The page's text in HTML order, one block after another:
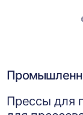
Прессы для